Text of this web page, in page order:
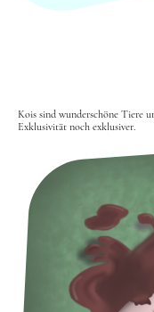
Kois sind wunderschöne Tiere
Exklusivität noch exklusiver.